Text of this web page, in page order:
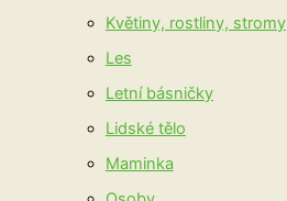
Květiny, rostliny, stromy
Les
Letní básničky
Lidské tělo
Maminka